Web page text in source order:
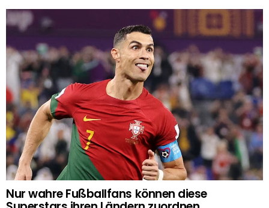
Nur wahre Fußballfans können diese